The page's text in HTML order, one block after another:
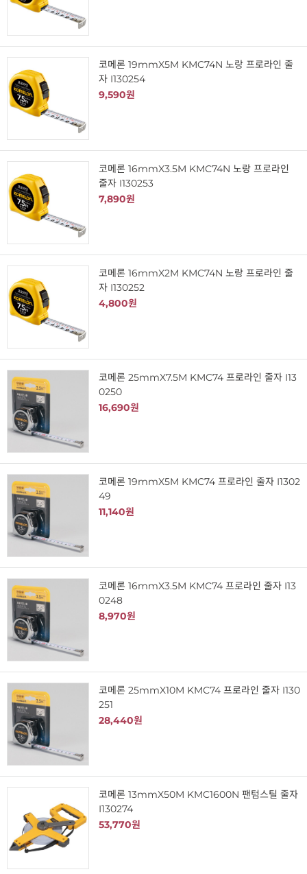
코메론 19mmX5M KMC74N 노랑 프로라인 줄
자 I130254
9,590원
코메론 16mmX3.5M KMC74N 노랑 프로라인
줄자 I130253
7,890원
코메론 16mmX2M KMC74N 노랑 프로라인 줄
자 I130252
4,800원
코메론 25mmX7.5M KMC74 프로라인 줄자 I13
0250
16,690원
코메론 19mmX5M KMC74 프로라인 줄자 I1302
49
11,140원
코메론 16mmX3.5M KMC74 프로라인 줄자 I13
0248
8,970원
코메론 25mmX10M KMC74 프로라인 줄자 I130
251
28,440원
코메론 13mmX50M KMC1600N 팬텀스틸 줄자
I130274
53,770원